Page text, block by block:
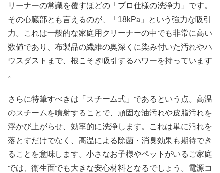
リーナーの常識を覆すほどの「プロ仕様の洗浄力」です。
その心臓部とも言えるのが、「18kPa」という強力な吸引
力。これは一般的な家庭用クリーナーの中でも非常に高い
数値であり、布製品の繊維の奥深くに染み付いた汚れやハ
ウスダストまで、根こそぎ吸引するパワーを持っています
。​
さらに特筆すべきは「スチーム式」であるという点。高温
のスチームを噴射することで、頑固な油汚れや皮脂汚れを
浮かび上がらせ、効率的に洗浄します。これは単に汚れを
落とすだけでなく、高温による除菌・消臭効果も期待でき
ることを意味します。小さなお子様やペットがいるご家庭
では、衛生面でも大きな安心材料となるでしょう。電源コ